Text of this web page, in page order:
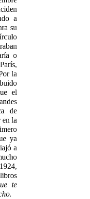
a
su
o
la
el
de
en la
ya
a
te
.